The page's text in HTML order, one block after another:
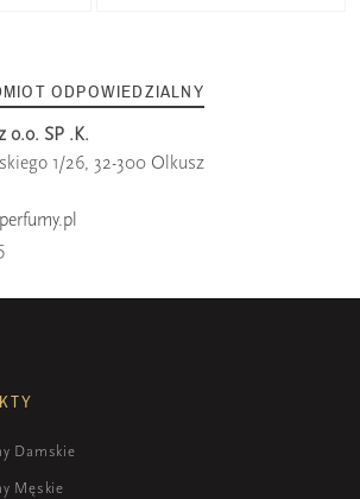
ODPOWIEDZIALNY
o.o. SP .K.
1/26, 32-300 Olkusz
Damskie
Męskie